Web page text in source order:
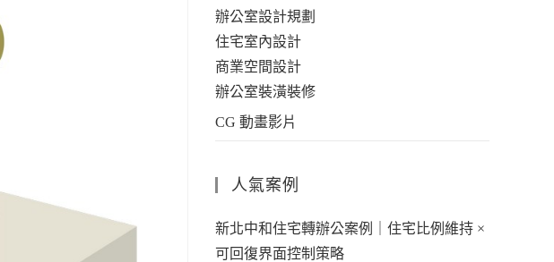
辦公室設計規劃
住宅室內設計
商業空間設計
辦公室裝潢裝修
CG 動畫影片
人氣案例
新北中和住宅轉辦公案例｜住宅比例維持 ×
可回復界面控制策略